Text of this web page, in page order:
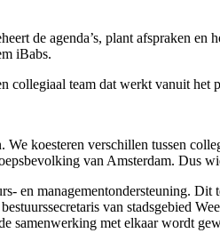
de agenda’s, plant afspraken
iBabs.
collegiaal team dat werkt vanuit het
koesteren verschillen tussen
van Amsterdam. Dus
en managementondersteuning.
van stadsgebied
samenwerking met elkaar wordt